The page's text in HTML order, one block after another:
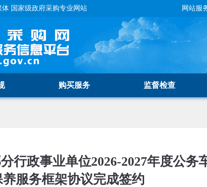
国家级政府采购专业网站 网站服
购买服务 监督检查
行政事业单位2026-2027年度公务
服务框架协议完成签约